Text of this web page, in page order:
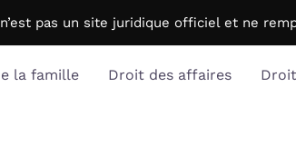
pas un site juridique officiel et ne
la famille Droit des affaires